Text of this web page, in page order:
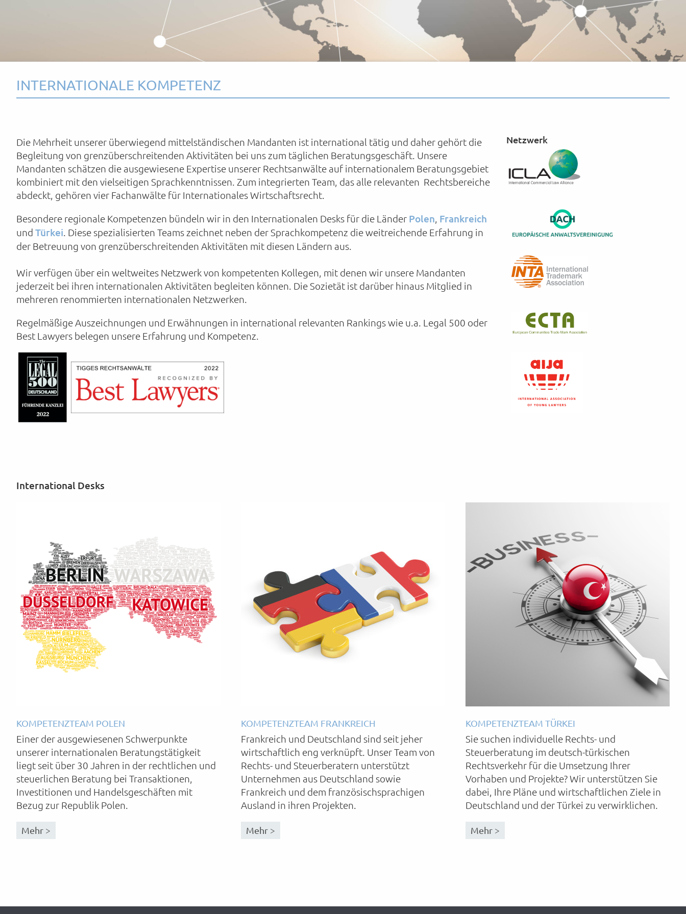
INTERNATIONALE KOMPETENZ
Die Mehrheit unserer überwiegend mittelständischen Mandanten ist international tätig und daher gehört die
Begleitung von grenzüberschreitenden Aktivitäten bei uns zum täglichen Beratungsgeschäft. Unsere
Mandanten schätzen die ausgewiesene Expertise unserer Rechtsanwälte auf internationalem Beratungsgebiet
kombiniert mit den vielseitigen Sprachkenntnissen. Zum integrierten Team, das alle relevanten Rechtsbereiche
abdeckt, gehören vier Fachanwälte für Internationales Wirtschaftsrecht.
Besondere regionale Kompetenzen bündeln wir in den Internationalen Desks für die Länder Polen, Frankreich
und Türkei. Diese spezialisierten Teams zeichnet neben der Sprachkompetenz die weitreichende Erfahrung in
der Betreuung von grenzüberschreitenden Aktivitäten mit diesen Ländern aus.
Wir verfügen über ein weltweites Netzwerk von kompetenten Kollegen, mit denen wir unsere Mandanten
jederzeit bei ihren internationalen Aktivitäten begleiten können. Die Sozietät ist darüber hinaus Mitglied in
mehreren renommierten internationalen Netzwerken.
Regelmäßige Auszeichnungen und Erwähnungen in international relevanten Rankings wie u.a. Legal 500 oder
Best Lawyers belegen unsere Erfahrung und Kompetenz.
Netzwerk
International Desks
KOMPETENZTEAM POLEN
Einer der ausgewiesenen Schwerpunkte
unserer internationalen Beratungstätigkeit
liegt seit über 30 Jahren in der rechtlichen und
steuerlichen Beratung bei Transaktionen,
Investitionen und Handelsgeschäften mit
Bezug zur Republik Polen.
Mehr >
KOMPETENZTEAM FRANKREICH
Frankreich und Deutschland sind seit jeher
wirtschaftlich eng verknüpft. Unser Team von
Rechts- und Steuerberatern unterstützt
Unternehmen aus Deutschland sowie
Frankreich und dem französischsprachigen
Ausland in ihren Projekten.
Mehr >
KOMPETENZTEAM TÜRKEI
Sie suchen individuelle Rechts- und
Steuerberatung im deutsch-türkischen
Rechtsverkehr für die Umsetzung Ihrer
Vorhaben und Projekte? Wir unterstützen Sie
dabei, Ihre Pläne und wirtschaftlichen Ziele in
Deutschland und der Türkei zu verwirklichen.
Mehr >